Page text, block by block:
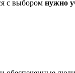
с выбором нужно